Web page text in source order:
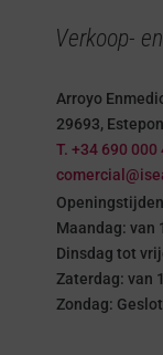
Verkoop-
Arroyo
29693,
T. +34 690 000
Openingstijden
Maandag: van
Dinsdag tot
Zaterdag: van
Zondag: